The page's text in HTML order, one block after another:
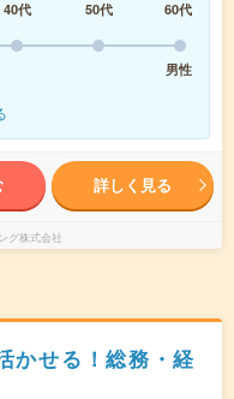
40代 50代
60代
男性
詳しく見る
グ株式会社
かせる！総務・経